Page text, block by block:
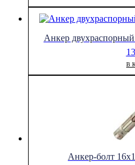
Анкер
В
Анкер-болт